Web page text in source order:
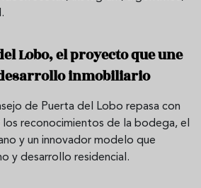
Lobo, el proyecto que une
inmobiliario
de Puerta del Lobo repasa con
los reconocimientos de la bodega, el
y un innovador modelo que
y desarrollo residencial.